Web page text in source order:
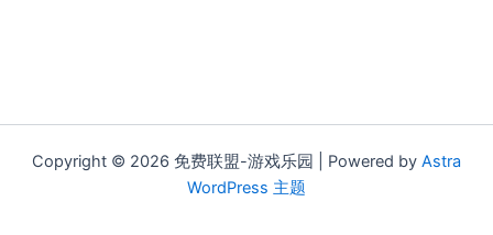
Copyright © 2026 免费联盟-游戏乐园 | Powered by Astra
WordPress 主题